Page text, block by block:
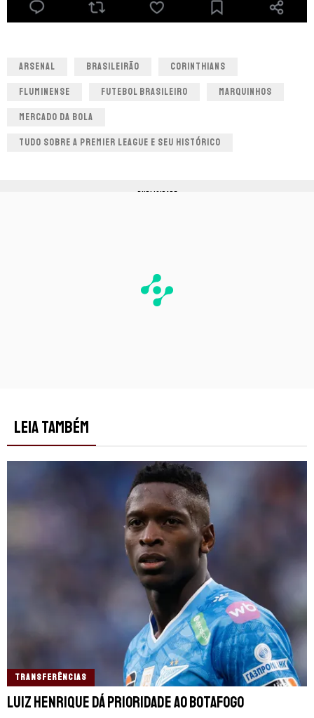
ARSENAL BRASILEIRÃO CORINTHIANS
FLUMINENSE FUTEBOL BRASILEIRO MARQUINHOS
MERCADO DA BOLA
TUDO SOBRE A PREMIER LEAGUE E SEU HISTÓRICO
PUBLICIDADE
LEIA TAMBÉM
TRANSFERÊNCIAS
Luiz Henrique dá prioridade ao Botafogo